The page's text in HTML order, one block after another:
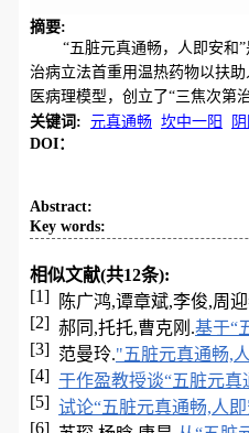
摘要:
“五脏元真通畅，人即安和
治病立法首重用温热药物以扶
医病理模型，创立了“三焦次第
关键词 : 元真通畅 坎中一阳
DOI：
Abstract:
Key words:
相似文献(共12条):
[1]
陈广鸿,谭章斌,李俊,周
[2] 郝同,托托,曹克刚.基于“
[3] 范曼玲."五脏元真通畅,
[4] 于作盈教授谈“五脏元真
[5] 试论“五脏元真通畅,人
[6]